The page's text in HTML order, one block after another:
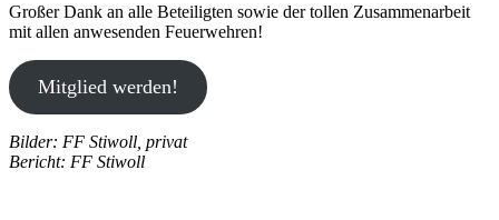
Großer Dank an alle Beteiligten sowie der tollen Zusammenarbeit
mit allen anwesenden Feuerwehren!
Mitglied werden!
Bilder: FF Stiwoll, privat
Bericht: FF Stiwoll